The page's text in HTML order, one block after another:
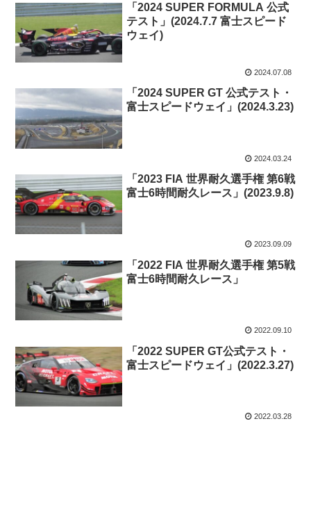
「2024 SUPER FORMULA 公式
テスト」(2024.7.7 富士スピード
ウェイ)
2024.07.08
「2024 SUPER GT 公式テスト・
富士スピードウェイ」(2024.3.23)
2024.03.24
「2023 FIA 世界耐久選手権 第6戦
富士6時間耐久レース」(2023.9.8)
2023.09.09
「2022 FIA 世界耐久選手権 第5戦
富士6時間耐久レース」
2022.09.10
「2022 SUPER GT公式テスト・
富士スピードウェイ」(2022.3.27)
2022.03.28